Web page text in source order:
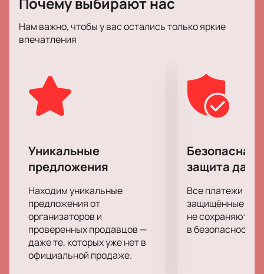
в числе первых!
поклонников своего творчества отменными
композициями в любимом стиле, а также
Приготовьтесь подпевать и двигаться в ритм
динамичной музыке!
Нам важно, чтобы у вас остались только яркие
впечатления
Уникальные
предложения
Находим уникальные
предложения от
организаторов и
проверенных продавцов —
даже те, которых уже нет в
официальной продаже.
Безопасная
защита
Все платежи
защищённые
не сохраняются
в безопасности.